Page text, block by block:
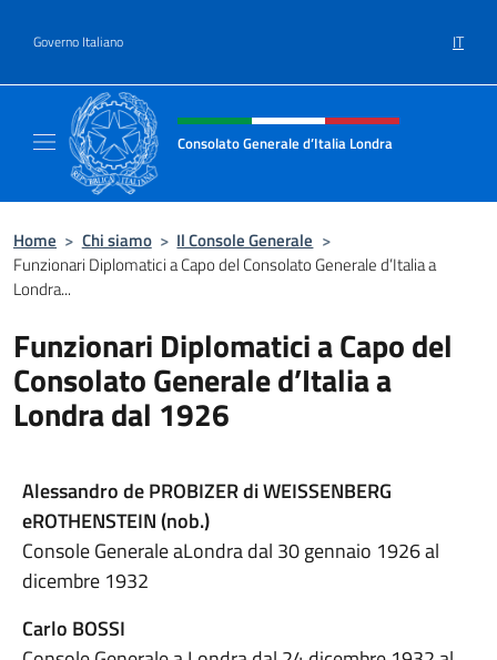
Governo Italiano IT
Intestazione sito, social e menù
Consolato Generale d’Italia Londra
Home > Chi siamo > Il Console Generale >
Funzionari Diplomatici a Capo del Consolato Generale d’Italia a
Londra...
Funzionari Diplomatici a Capo del
Consolato Generale d’Italia a
Londra dal 1926
Alessandro de PROBIZER di WEISSENBERG
eROTHENSTEIN (nob.)
Console Generale aLondra dal 30 gennaio 1926 al
dicembre 1932
Carlo BOSSI